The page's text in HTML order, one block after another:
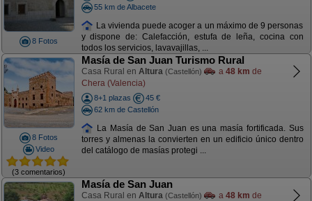
8 Fotos
55 km de Albacete
La vivienda puede acoger a un máximo de 9 personas
y dispone de: Calefacción, estufa de leña, cocina con
todos los servicios, lavavajillas, ...
8 Fotos
Video
(3 comentarios)
Masía de San Juan Turismo Rural
Casa Rural en Altura (Castellón) a 48 km de
Chera (Valencia)
8+1 plazas
45 €
62 km de Castellón
La Masía de San Juan es una masía fortificada. Sus
torres y almenas la convierten en un edificio único dentro
del catálogo de masías protegi ...
Masía de San Juan
Casa Rural en Altura (Castellón) a 48 km de